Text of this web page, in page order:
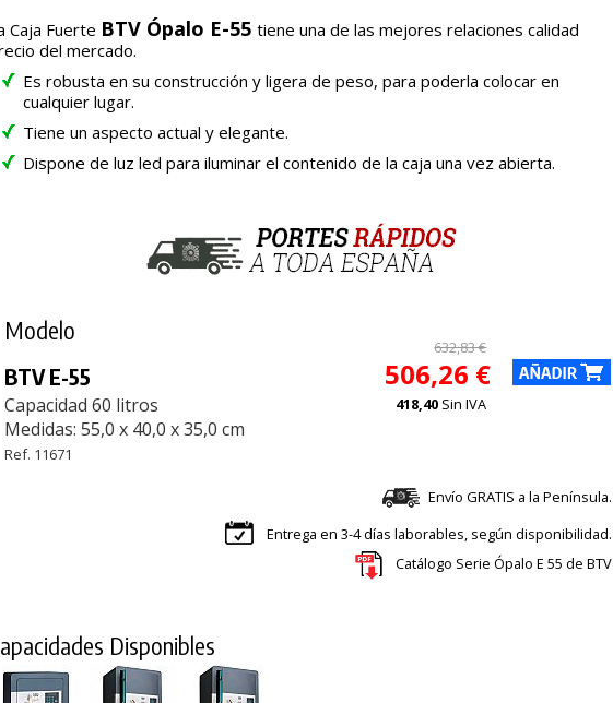
Caja Fuerte BTV Ópalo E-55tiene una de las mejores relaciones calidad
del mercado.
Es robusta en su construcción y ligera de peso, para poderla colocar en
cualquier lugar.
Tiene un aspecto actual y elegante.
Dispone de luz led para iluminar el contenido de la caja una vez abierta.
Modelo
BTV E-55
Capacidad 60 litros
Medidas: 55,0 x 40,0 x 35,0 cm
Ref. 11671
632,83 €
506,26 €
418,40 Sin IVA
Envío GRATIS a la Península.
Entrega en 3-4 días laborables, según disponibilidad.
Catálogo Serie Ópalo E 55 de BTV
Disponibles